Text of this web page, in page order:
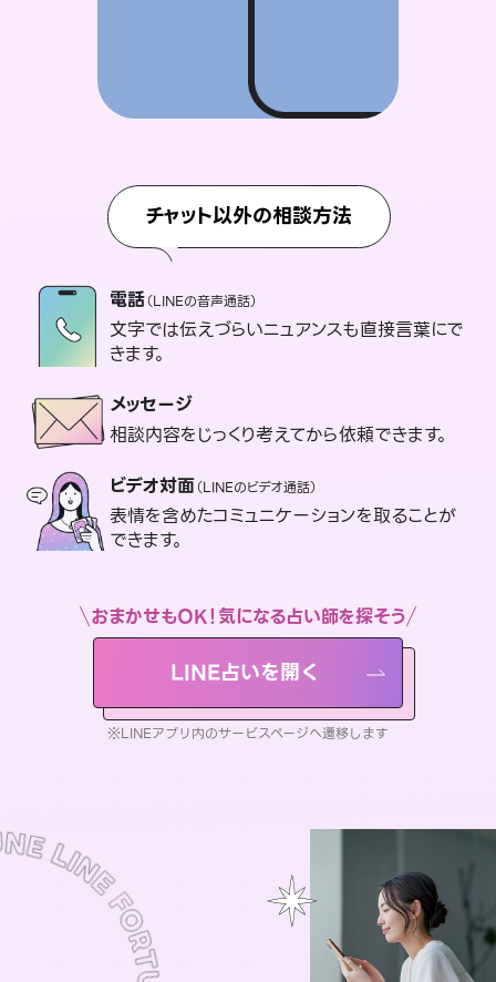
チャット以外の相談方法
電話（LINEの音声通話）
文字では伝えづらいニュアンスも直接言葉にで
きます。
メッセージ
相談内容をじっくり考えてから依頼できます。
ビデオ対面（LINEのビデオ通話）
表情を含めたコミュニケーションを取ることが
できます。
おまかせもOK！気になる占い師を探そう
LINE占いを開く
※LINEアプリ内のサービスページへ遷移します